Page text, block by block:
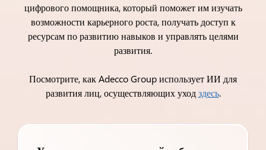
цифрового помощника, который поможет им изучать
возможности карьерного роста, получать доступ к
ресурсам по развитию навыков и управлять целями
развития.
Посмотрите, как Adecco Group использует ИИ для
развития лиц, осуществляющих уходздесь.